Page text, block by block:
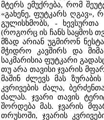
მტერს ემუქრება, რომ
«გახენე, ფუტკარს ღგავ»,
გულისხმობს, - ხევსურთა
(როგორც ის ჩანს საყმოს
მზად არიან უგმირონ
მჭიდრო კავშირს და
საკმარისია ფუტკარი
თუ არა თავისი ჯვარის
მაშინ ძლევს მას
კვრივების ძალა,
ძალას. ჯვარი თავის
შორდება მას. ჯვარის
თრუსოში, ჯვარის